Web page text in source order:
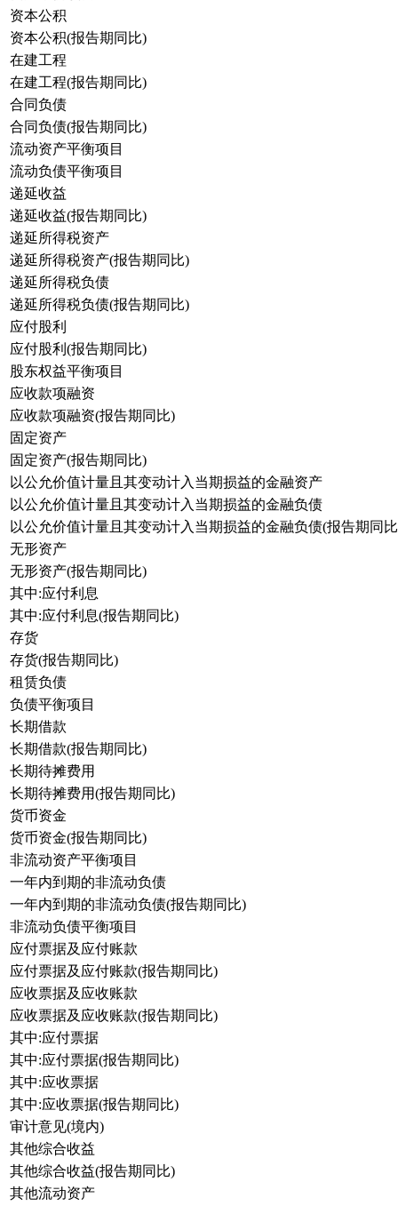
资本公积
资本公积(报告期同比)
在建工程
在建工程(报告期同比)
合同负债
合同负债(报告期同比)
流动资产平衡项目
流动负债平衡项目
递延收益
递延收益(报告期同比)
递延所得税资产
递延所得税资产(报告期同比)
递延所得税负债
递延所得税负债(报告期同比)
应付股利
应付股利(报告期同比)
股东权益平衡项目
应收款项融资
应收款项融资(报告期同比)
固定资产
固定资产(报告期同比)
以公允价值计量且其变动计入当期损益的金融资产
以公允价值计量且其变动计入当期损益的金融负债
以公允价值计量且其变动计入当期损益的金融负债(报告期同
无形资产
无形资产(报告期同比)
其中:应付利息
其中:应付利息(报告期同比)
存货
存货(报告期同比)
租赁负债
负债平衡项目
长期借款
长期借款(报告期同比)
长期待摊费用
长期待摊费用(报告期同比)
货币资金
货币资金(报告期同比)
非流动资产平衡项目
一年内到期的非流动负债
一年内到期的非流动负债(报告期同比)
非流动负债平衡项目
应付票据及应付账款
应付票据及应付账款(报告期同比)
应收票据及应收账款
应收票据及应收账款(报告期同比)
其中:应付票据
其中:应付票据(报告期同比)
其中:应收票据
其中:应收票据(报告期同比)
审计意见(境内)
其他综合收益
其他综合收益(报告期同比)
其他流动资产